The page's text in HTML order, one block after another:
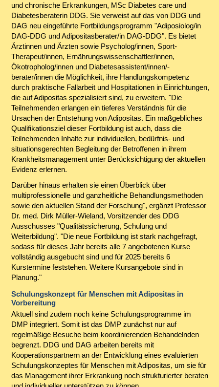
und chronische Erkrankungen, MSc Diabetes care und
Diabetesberaterin DDG. Sie verweist auf das von DDG und
DAG neu eingeführte Fortbildungsprogramm "Adiposiolog/in
DAG-DDG und Adipositasberater/in DAG-DDG". Es bietet
Ärztinnen und Ärzten sowie Psycholog/innen, Sport-
Therapeut/innen, Ernährungswissenschaftler/innen,
Ökotropholog/innen und Diabetesassistent/innen/-
berater/innen die Möglichkeit, ihre Handlungskompetenz
durch praktische Fallarbeit und Hospitationen in Einrichtungen,
die auf Adipositas spezialisiert sind, zu erweitern. "Die
Teilnehmenden erlangen ein tieferes Verständnis für die
Ursachen der Entstehung von Adipositas. Ein maßgebliches
Qualifikationsziel dieser Fortbildung ist auch, dass die
Teilnehmenden Inhalte zur individuellen, bedürfnis- und
situationsgerechten Begleitung der Betroffenen in ihrem
Krankheitsmanagement unter Berücksichtigung der aktuellen
Evidenz erlernen.
Darüber hinaus erhalten sie einen Überblick über
multiprofessionelle und ganzheitliche Behandlungsmethoden
sowie den aktuellen Stand der Forschung", ergänzt Professor
Dr. med. Dirk Müller-Wieland, Vorsitzender des DDG
Ausschusses "Qualitätssicherung, Schulung und
Weiterbildung". "Die neue Fortbildung ist stark nachgefragt,
sodass für dieses Jahr bereits alle 7 angebotenen Kurse
vollständig ausgebucht sind und für 2025 bereits 6
Kurstermine feststehen. Weitere Kursangebote sind in
Planung."
Schulungskonzept für Menschen mit Adipositas in
Vorbereitung
Aktuell sind zudem noch keine Schulungsprogramme im
DMP integriert. Somit ist das DMP zunächst nur auf
regelmäßige Besuche beim koordinierenden Behandelnden
begrenzt. DDG und DAG arbeiten bereits mit
Kooperationspartnern an der Entwicklung eines evaluierten
Schulungskonzeptes für Menschen mit Adipositas, um sie für
das Management ihrer Erkrankung noch strukturierter beraten